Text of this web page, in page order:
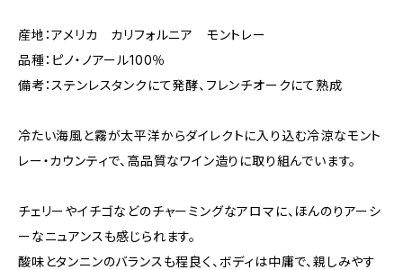
産地：アメリカ カリフォルニア モントレー
品種：ピノ・ノアール100％
備考：ステンレスタンクにて発酵、フレンチオークにて熟成
冷たい海風と霧が太平洋からダイレクトに入り込む冷涼なモント
レー・カウンティで、高品質なワイン造りに取り組んでいます。
チェリーやイチゴなどのチャーミングなアロマに、ほんのりアーシ
ーなニュアンスも感じられます。
酸味とタンニンのバランスも程良く、ボディは中庸で、親しみやす